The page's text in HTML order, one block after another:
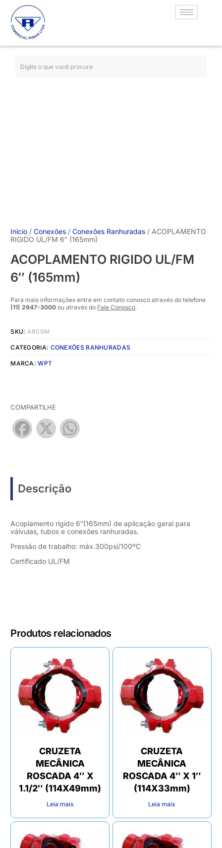
Início /Conexões /Conexões Ranhuradas / ACOPLAMENTO
RIGIDO UL/FM 6″ (165mm)
ACOPLAMENTO RIGIDO UL/FM
6″ (165mm)
Para mais informações entre em contato conosco através do telefone
(11) 2947-3000 ou através do Fale Conosco.
SKU: AR00M
CATEGORIA: CONEXÕES RANHURADAS
MARCA:WPT
COMPARTILHE
Facebook
X
Descrição
Acoplamento rígido 6″(165mm) de aplicação geral para
válvulas, tubos e conexões ranhuradas.
Pressão de trabalho: máx.300psi/100ºC
Certificado UL/FM
Produtos relacionados
CRUZETA
MECÂNICA
ROSCADA 4″ X
1.1/2″ (114X49mm)
Leia mais
CRUZETA
MECÂNICA
ROSCADA 4″ X 1″
(114X33mm)
Leia mais